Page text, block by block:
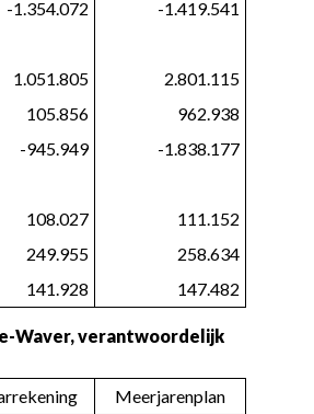
-1.354.072
-1.419.541
1.051.805
2.801.115
105.856
962.938
-945.949
-1.838.177
108.027
111.152
249.955
258.634
141.928 147.482
Waver, verantwoordelijk
Meerjarenplan